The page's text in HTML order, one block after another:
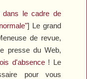
dans le cadre de
] Le grand
de revue,
presse du Web,
d'absence! Le
pour vous